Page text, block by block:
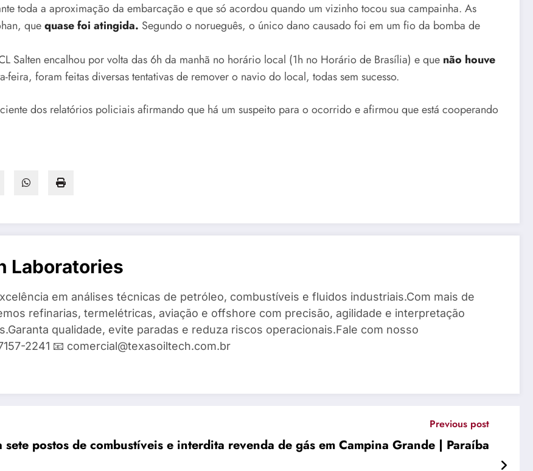
toda a aproximação da embarcação e que só acordou quando um vizinho tocou sua campainha. As
quequase foi atingida. Segundo o norueguês, o único dano causado foi em um fio da bomba de
Salten encalhou por volta das 6h da manhã no horário local (1h no Horário de Brasília) e que não houve
feira, foram feitas diversas tentativas de remover o navio do local, todas sem sucesso.
dos relatórios policiais afirmando que há um suspeito para o ocorrido e afirmou que está cooperando
Laboratories
em análises técnicas de petróleo, combustíveis e fluidos industriais.Com mais de
refinarias, termelétricas, aviação e offshore com precisão, agilidade e interpretação
qualidade, evite paradas e reduza riscos operacionais.Fale com nosso
2241 📧 comercial@texasoiltech.com.br
Previous post
sete postos de combustíveis e interdita revenda de gás em Campina Grande | Paraíba